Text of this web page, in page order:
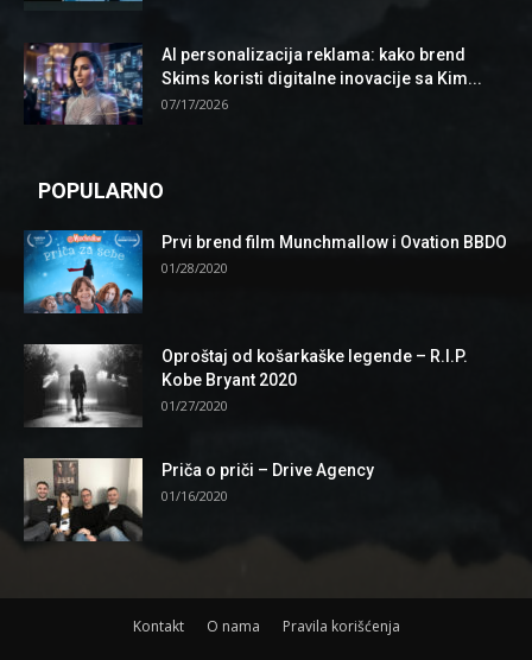
AI personalizacija reklama: kako brend
Skims koristi digitalne inovacije sa Kim...
07/17/2026
POPULARNO
Prvi brend film Munchmallow i Ovation BBDO
01/28/2020
Oproštaj od košarkaške legende – R.I.P.
Kobe Bryant 2020
01/27/2020
Priča o priči – Drive Agency
01/16/2020
Kontakt O nama Pravila korišćenja